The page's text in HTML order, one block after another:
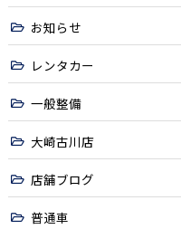
お知らせ
レンタカー
一般整備
大崎古川店
店舗ブログ
普通車